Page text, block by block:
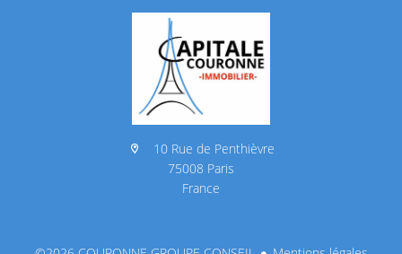
10 Rue de Penthièvre
75008 Paris
France